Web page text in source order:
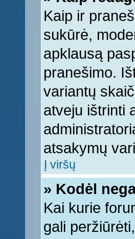
Kaip ir
sukūrė,
apklausą
pranešimo.
variantų
atveju ištrinti
atsakymų
Į viršų
» Kodėl
Kai kurie
gali